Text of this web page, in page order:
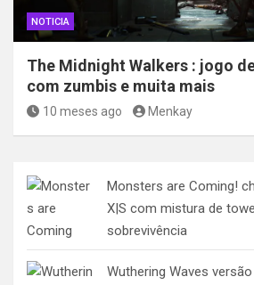
NOTICIA
The Midnight Walkers : jogo
com zumbis e muita mais
10 meses ago Menkay
Monsters are Coming!
X|S com mistura de
sobrevivência
Wuthering Waves